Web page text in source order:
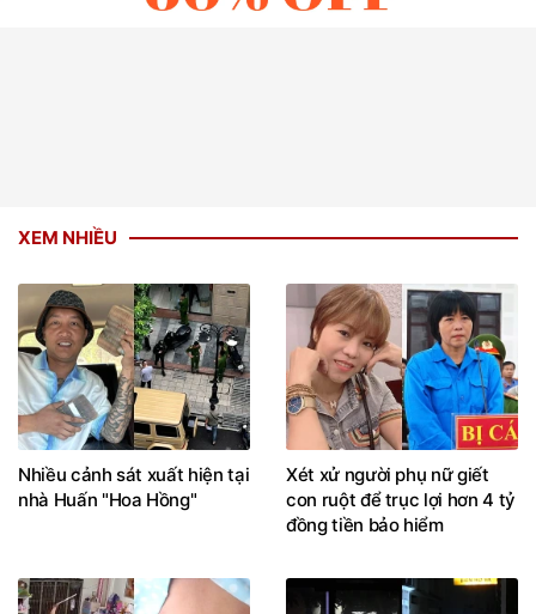
XEM NHIỀU
Nhiều cảnh sát xuất hiện tại
nhà Huấn "Hoa Hồng"
Xét xử người phụ nữ giết
con ruột để trục lợi hơn 4 tỷ
đồng tiền bảo hiểm